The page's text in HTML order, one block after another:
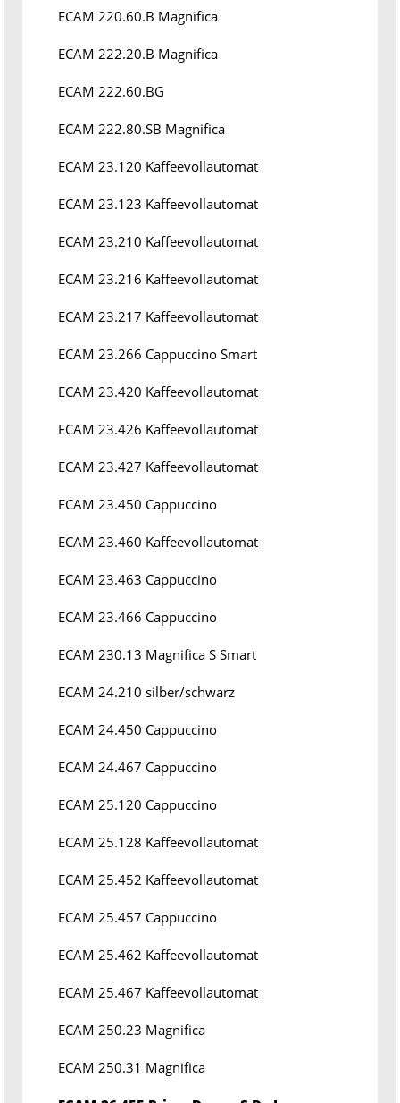
ECAM 220.60.B Magnifica
ECAM 222.20.B Magnifica
ECAM 222.60.BG
ECAM 222.80.SB Magnifica
ECAM 23.120 Kaffeevollautomat
ECAM 23.123 Kaffeevollautomat
ECAM 23.210 Kaffeevollautomat
ECAM 23.216 Kaffeevollautomat
ECAM 23.217 Kaffeevollautomat
ECAM 23.266 Cappuccino Smart
ECAM 23.420 Kaffeevollautomat
ECAM 23.426 Kaffeevollautomat
ECAM 23.427 Kaffeevollautomat
ECAM 23.450 Cappuccino
ECAM 23.460 Kaffeevollautomat
ECAM 23.463 Cappuccino
ECAM 23.466 Cappuccino
ECAM 230.13 Magnifica S Smart
ECAM 24.210 silber/schwarz
ECAM 24.450 Cappuccino
ECAM 24.467 Cappuccino
ECAM 25.120 Cappuccino
ECAM 25.128 Kaffeevollautomat
ECAM 25.452 Kaffeevollautomat
ECAM 25.457 Cappuccino
ECAM 25.462 Kaffeevollautomat
ECAM 25.467 Kaffeevollautomat
ECAM 250.23 Magnifica
ECAM 250.31 Magnifica